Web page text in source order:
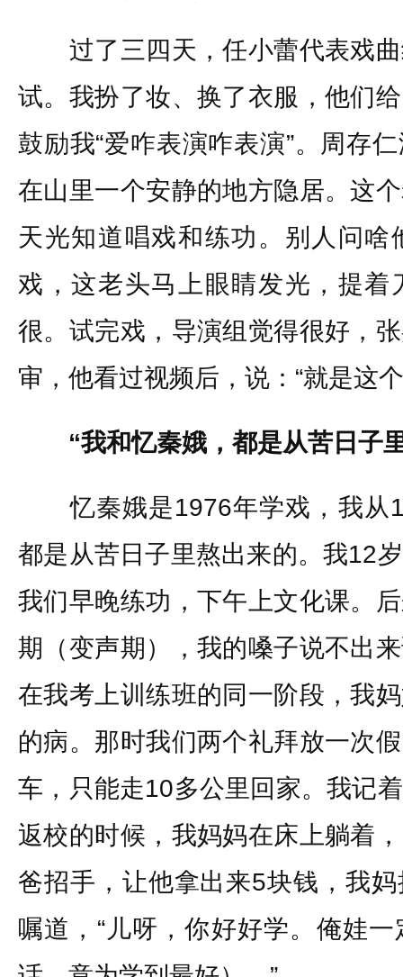
过了三四天，任小蕾代表戏曲
试。我扮了妆、换了衣服，他们
鼓励我“爱咋表演咋表演”。周存
在山里一个安静的地方隐居。这
天光知道唱戏和练功。别人问啥
戏，这老头马上眼睛发光，提着
很。试完戏，导演组觉得很好，
审，他看过视频后，说：“就是这
“我和忆秦娥，都是从苦日子
忆秦娥是1976年学戏，我从
都是从苦日子里熬出来的。我12
我们早晚练功，下午上文化课。
期（变声期），我的嗓子说不出
在我考上训练班的同一阶段，我
的病。那时我们两个礼拜放一次
车，只能走10多公里回家。我记
返校的时候，我妈妈在床上躺着
爸招手，让他拿出来5块钱，我
嘱道，“儿呀，你好好学。俺娃